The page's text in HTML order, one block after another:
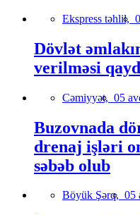
Ekspress təhlil,
Dövlət
verilməsi
Cəmiyyət, 05
Buzovnada
drenaj işləri
səbəb olub
Böyük Şərq, 05